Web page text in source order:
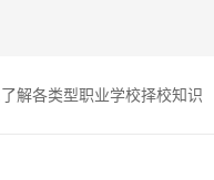
解各类型职业学校择校知识